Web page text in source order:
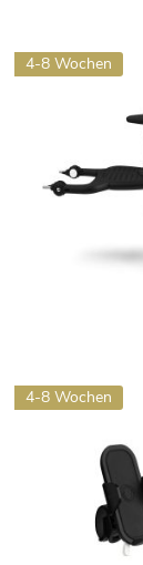
4-8 Wochen
4-8 Wochen